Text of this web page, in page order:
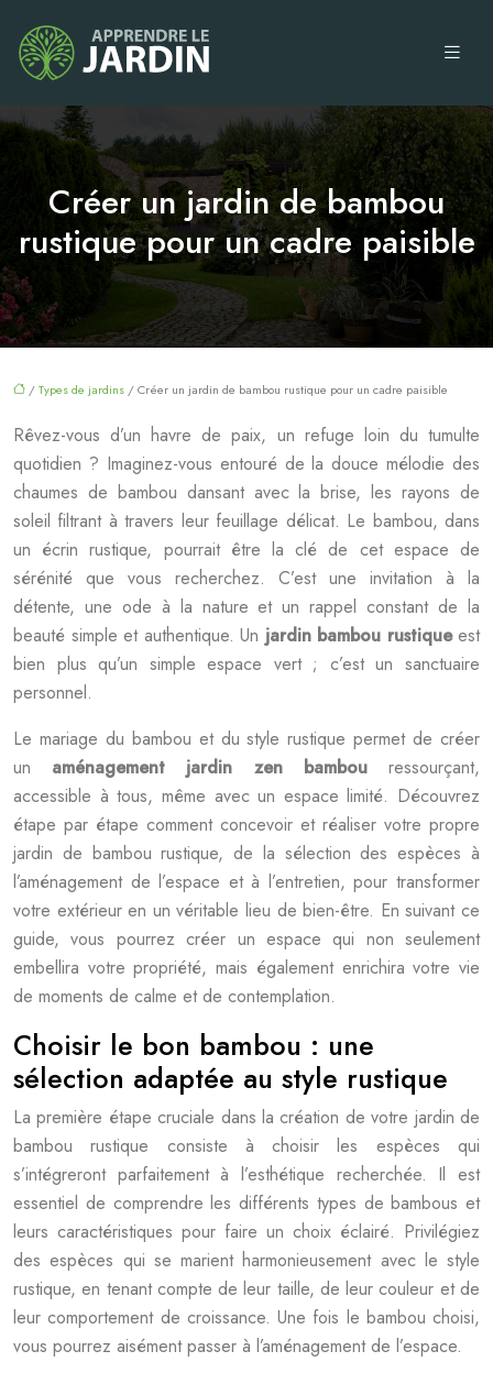
Créer un jardin de bambou
rustique pour un cadre paisible
/Types de jardins / Créer un jardin de bambou rustique pour un cadre paisible
Rêvez-vous d’un havre de paix, un refuge loin du tumulte
quotidien ? Imaginez-vous entouré de la douce mélodie des
chaumes de bambou dansant avec la brise, les rayons de
soleil filtrant à travers leur feuillage délicat. Le bambou, dans
un écrin rustique, pourrait être la clé de cet espace de
sérénité que vous recherchez. C’est une invitation à la
détente, une ode à la nature et un rappel constant de la
beauté simple et authentique. Un jardin bambou rustiqueest
bien plus qu’un simple espace vert ; c’est un sanctuaire
personnel.
Le mariage du bambou et du style rustique permet de créer
un aménagement jardin zen bambouressourçant,
accessible à tous, même avec un espace limité. Découvrez
étape par étape comment concevoir et réaliser votre propre
jardin de bambou rustique, de la sélection des espèces à
l’aménagement de l’espace et à l’entretien, pour transformer
votre extérieur en un véritable lieu de bien-être. En suivant ce
guide, vous pourrez créer un espace qui non seulement
embellira votre propriété, mais également enrichira votre vie
de moments de calme et de contemplation.
Choisir le bon bambou : une
sélection adaptée au style rustique
La première étape cruciale dans la création de votre jardin de
bambou rustique consiste à choisir les espèces qui
s’intégreront parfaitement à l’esthétique recherchée. Il est
essentiel de comprendre les différents types de bambous et
leurs caractéristiques pour faire un choix éclairé. Privilégiez
des espèces qui se marient harmonieusement avec le style
rustique, en tenant compte de leur taille, de leur couleur et de
leur comportement de croissance. Une fois le bambou choisi,
vous pourrez aisément passer à l’aménagement de l’espace.